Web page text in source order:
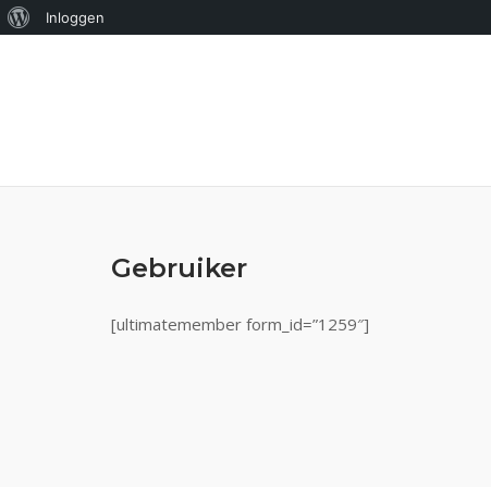
Over
Inloggen
Gebruiker
[ultimatemember form_id=”1259″]